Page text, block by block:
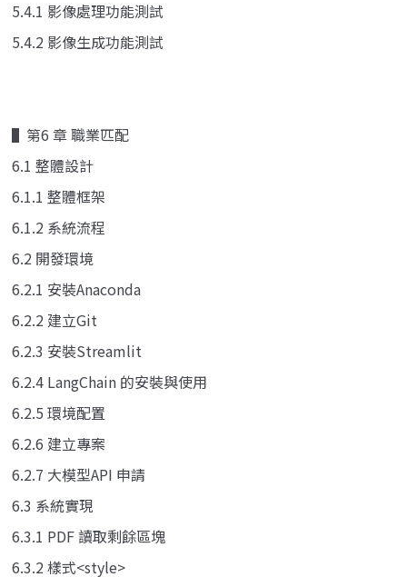
5.4.1 影像處理功能測試
5.4.2 影像生成功能測試
▌第6 章 職業匹配
6.1 整體設計
6.1.1 整體框架
6.1.2 系統流程
6.2 開發環境
6.2.1 安裝Anaconda
6.2.2 建立Git
6.2.3 安裝Streamlit
6.2.4 LangChain 的安裝與使用
6.2.5 環境配置
6.2.6 建立專案
6.2.7 大模型API 申請
6.3 系統實現
6.3.1 PDF 讀取剩餘區塊
6.3.2 樣式<style>